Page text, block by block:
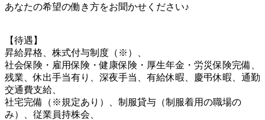
あなたの希望の働き方をお聞かせください♪
【待遇】
昇給昇格、株式付与制度（※）、
社会保険・雇用保険・健康保険・厚生年金・労災保険完備、
残業、休出手当有り、深夜手当、有給休暇、慶弔休暇、通勤
交通費支給、
社宅完備（※規定あり）、制服貸与（制服着用の職場の
み）、従業員持株会、